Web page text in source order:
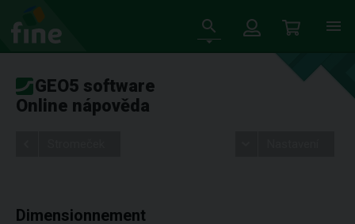
GEO5 software
Online nápověda
Dimensionnement